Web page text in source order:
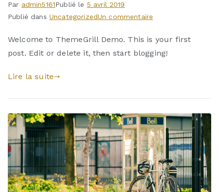
Par admin5161Publié le 5 avril 2019
Publié dans UncategorizedUn commentaire
world!
Welcome to ThemeGrill Demo. This is your first
post. Edit or delete it, then start blogging!
Lire la suite